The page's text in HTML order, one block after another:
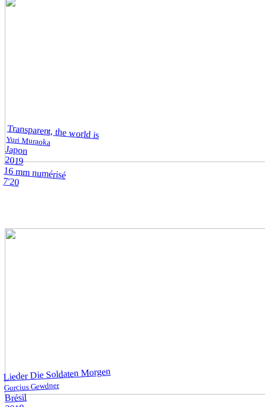
Transparent, the world is
Yuri Muraoka
Japon
2019
16 mm numérisé
7'20
Lieder Die Soldaten Morgen
Gurcius Gewdner
Brésil